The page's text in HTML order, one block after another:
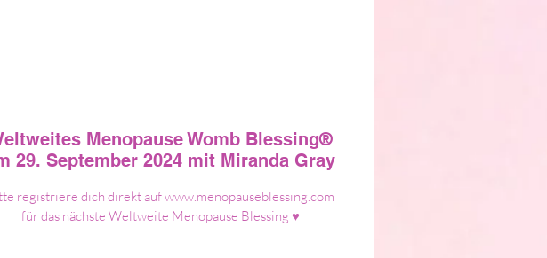
Menopause Womb Blessing®
29. September 2024 mit Miranda Gray
registriere dich direkt auf www.menopauseblessing.com
für das nächste Weltweite Menopause Blessing ♥